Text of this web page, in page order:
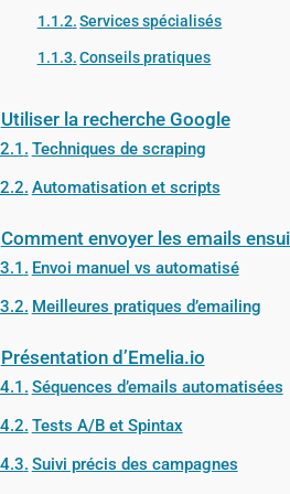
Services spécialisés
Conseils pratiques
Utiliser la recherche Google
Techniques de scraping
Automatisation et scripts
Comment envoyer les emails
Envoi manuel vs automatisé
Meilleures pratiques d’emailing
Présentation d’Emelia.io
Séquences d’emails automatisées
Tests A/B et Spintax
Suivi précis des campagnes